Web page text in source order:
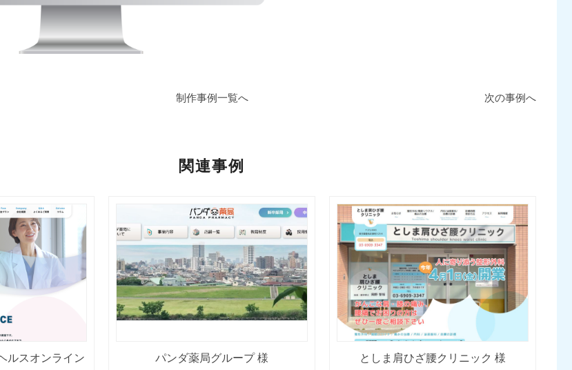
制作事例一覧へ 次の事例へ
関連事例
ルスオンライン
パンダ薬局グループ 様 としま肩ひざ腰クリニック 様